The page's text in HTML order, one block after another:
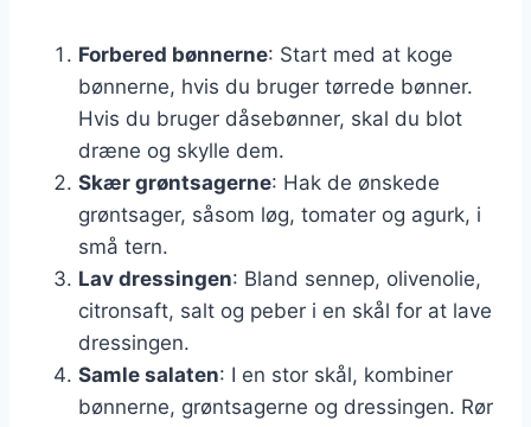
Forbered bønnerne: Start med at koge
bønnerne, hvis du bruger tørrede bønner.
Hvis du bruger dåsebønner, skal du blot
dræne og skylle dem.
Skær grøntsagerne: Hak de ønskede
grøntsager, såsom løg, tomater og agurk, i
små tern.
Lav dressingen: Bland sennep, olivenolie,
citronsaft, salt og peber i en skål for at lave
dressingen.
Samle salaten: I en stor skål, kombiner
bønnerne, grøntsagerne og dressingen. Rør